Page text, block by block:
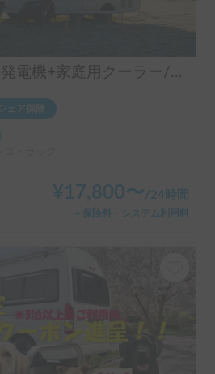
マンボウ号 | 4駆+発電機+家庭用クーラー/レンタル事業者の為、万が一の自損事故の車両保険ついてます
ェア保険
¥ 17,800〜 /24時間
＋保険料・システム利用料